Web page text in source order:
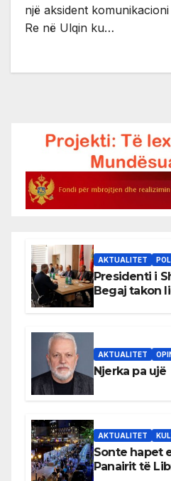
një aksident
Re në Ulqin ku…
AKTUALITET
Presidenti i
Begaj takon
AKTUALITET
Njerka pa ujë
AKTUALITET
Sonte hapet
Panairit të